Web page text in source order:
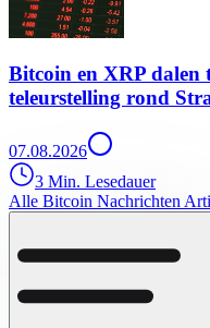
Bitcoin en XRP
teleurstelling rond
07.08.2026
3 Min. Lesedauer
Alle Bitcoin Nachrichten